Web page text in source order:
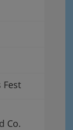
Co.